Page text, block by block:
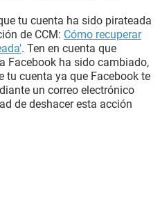
tu cuenta ha sido pirateada
de CCM: Cómo recuperar
. Ten en cuenta que
Facebook ha sido cambiado,
tu cuenta ya que Facebook te
un correo electrónico
de deshacer esta acción